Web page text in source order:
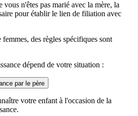
vous n'êtes pas marié avec la mère, la
pour établir le lien de filiation avec
des règles spécifiques sont
dépend de votre situation :
par le père
votre enfant à l'occasion de la